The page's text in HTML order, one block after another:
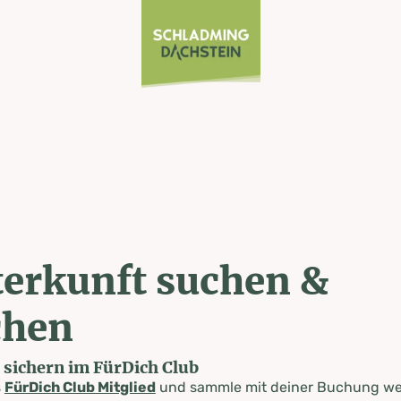
suchen &
im FürDich Club
FürDich Club Mitgliedund sammle mit deiner Buchung